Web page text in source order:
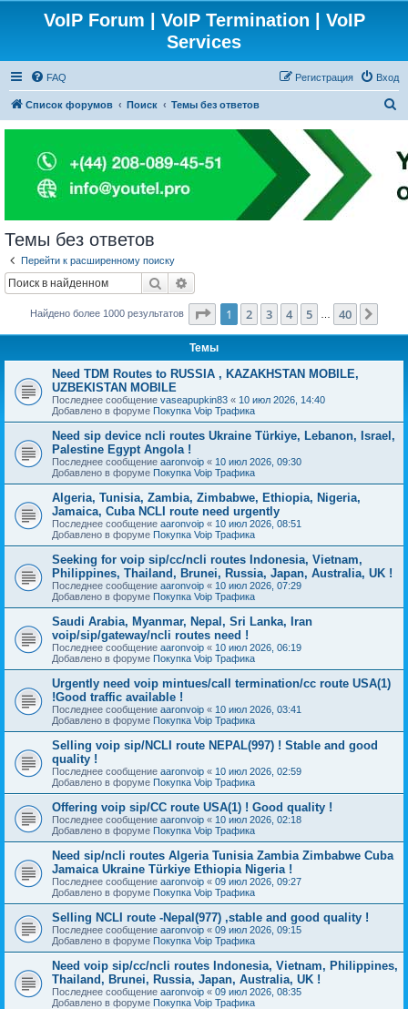
VoIP Forum | VoIP Termination | VoIP
Services
FAQ Вход
Регистрация
Список форумов Поиск Темы без ответов
с
к
Темы без ответов
Перейти к расширенному поиску
Поиск
Найдено более 1000 результатов Страница из 40
1 2 3 4 5 40
Темы
Need TDM Routes to RUSSIA , KAZAKHSTAN MOBILE,
UZBEKISTAN MOBILE
Последнее сообщение vaseapupkin83 « 10 июл 2026, 14:40
Добавлено в форуме Покупка Voip Трафика
Need sip device ncli routes Ukraine Türkiye, Lebanon, Israel,
Palestine Egypt Angola !
Последнее сообщение aaronvoip « 10 июл 2026, 09:30
Добавлено в форуме Покупка Voip Трафика
Algeria, Tunisia, Zambia, Zimbabwe, Ethiopia, Nigeria,
Jamaica, Cuba NCLI route need urgently
Последнее сообщение aaronvoip « 10 июл 2026, 08:51
Добавлено в форуме Покупка Voip Трафика
Seeking for voip sip/cc/ncli routes Indonesia, Vietnam,
Philippines, Thailand, Brunei, Russia, Japan, Australia, UK !
Последнее сообщение aaronvoip « 10 июл 2026, 07:29
Добавлено в форуме Покупка Voip Трафика
Saudi Arabia, Myanmar, Nepal, Sri Lanka, Iran
voip/sip/gateway/ncli routes need !
Последнее сообщение aaronvoip « 10 июл 2026, 06:19
Добавлено в форуме Покупка Voip Трафика
Urgently need voip mintues/call termination/cc route USA(1)
!Good traffic available !
Последнее сообщение aaronvoip « 10 июл 2026, 03:41
Добавлено в форуме Покупка Voip Трафика
Selling voip sip/NCLI route NEPAL(997) ! Stable and good
quality !
Последнее сообщение aaronvoip « 10 июл 2026, 02:59
Добавлено в форуме Покупка Voip Трафика
Offering voip sip/CC route USA(1) ! Good quality !
Последнее сообщение aaronvoip « 10 июл 2026, 02:18
Добавлено в форуме Покупка Voip Трафика
Need sip/ncli routes Algeria Tunisia Zambia Zimbabwe Cuba
Jamaica Ukraine Türkiye Ethiopia Nigeria !
Последнее сообщение aaronvoip « 09 июл 2026, 09:27
Добавлено в форуме Покупка Voip Трафика
Selling NCLI route -Nepal(977) ,stable and good quality !
Последнее сообщение aaronvoip « 09 июл 2026, 09:15
Добавлено в форуме Покупка Voip Трафика
Need voip sip/cc/ncli routes Indonesia, Vietnam, Philippines,
Thailand, Brunei, Russia, Japan, Australia, UK !
Последнее сообщение aaronvoip « 09 июл 2026, 08:35
Добавлено в форуме Покупка Voip Трафика